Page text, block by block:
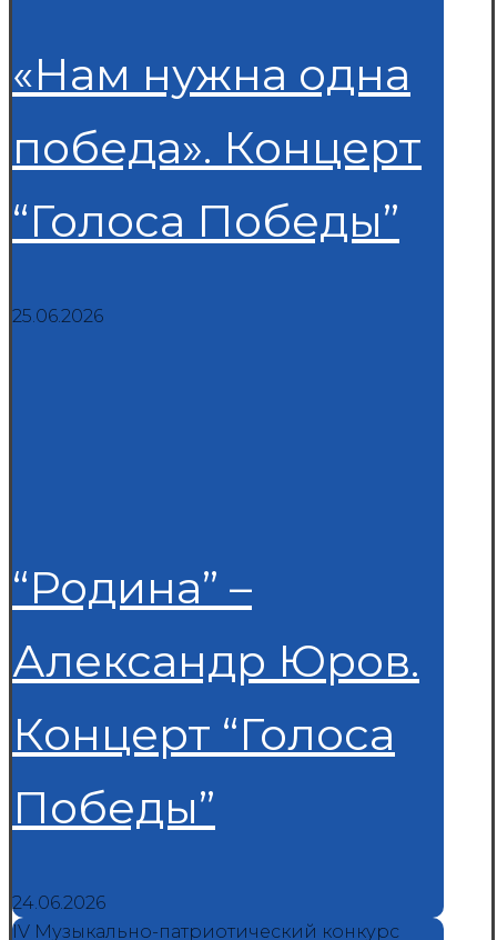
«Нам нужна одна
победа». Концерт
“Голоса Победы”
25.06.2026
“Родина” –
Александр Юров.
Концерт “Голоса
Победы”
24.06.2026
IV Музыкально-патриотический конкурс